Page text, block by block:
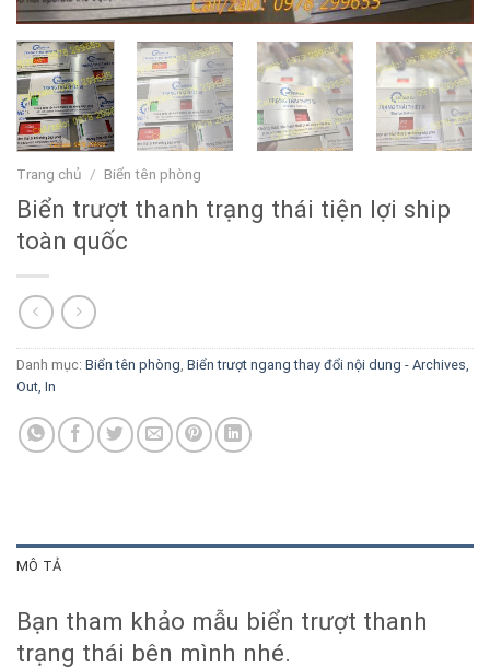
Trang chủ / Biển tên phòng
Biển trượt thanh trạng thái tiện lợi ship
toàn quốc
Danh mục: Biển tên phòng Biển trượt ngang thay đổi nội dung - Archives,
Out, In
MÔ TẢ
Bạn tham khảo mẫu biển trượt thanh
trạng thái bên mình nhé.